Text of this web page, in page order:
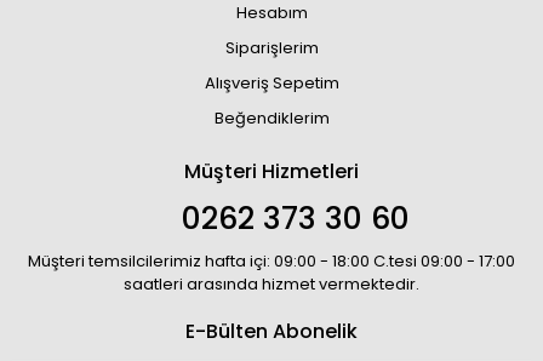
Hesabım
Siparişlerim
Alışveriş Sepetim
Beğendiklerim
Müşteri Hizmetleri
0262 373 30 60
Müşteri temsilcilerimiz hafta içi: 09:00 - 18:00 C.tesi 09:00 - 17:00
saatleri arasında hizmet vermektedir.
E-Bülten Abonelik